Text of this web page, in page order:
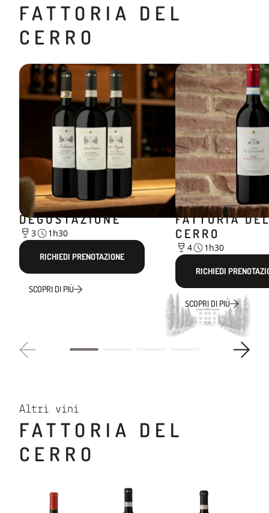
FATTORIA DEL
CERRO
Degustazioni
LA NOBILE
DEGUSTAZIONE
3 1h30
RICHIEDI PRENOTAZIONE
SCOPRI DI PIÙ
Degustazioni
LA STORIA DI
FATTORIA
CERRO
4 1h30
RICHIEDI
SCOPRI DI PIÙ
Altri vini
FATTORIA DEL
CERRO